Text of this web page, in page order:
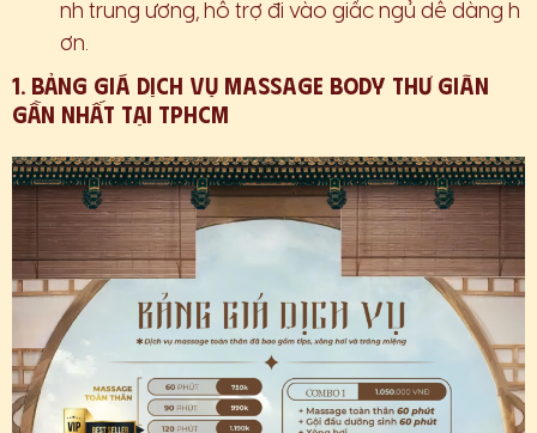
nh trung ương, hỗ trợ đi vào giấc ngủ dễ dàng h
ơn.
1. Bảng Giá Dịch Vụ Massage Body Thư Giãn
Gần Nhất Tại TPHCM